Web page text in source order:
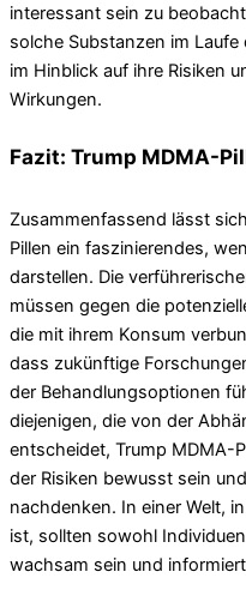
interessant sein zu
solche Substanzen im
im Hinblick auf ihre Risiken
Wirkungen.
Fazit: Trump MDMA-
Zusammenfassend lässt
Pillen ein faszinierendes,
darstellen. Die
müssen gegen die
die mit ihrem Konsum
dass zukünftige
der Behandlungsoptionen
diejenigen, die von der
entscheidet, Trump MDMA-
der Risiken bewusst sein
nachdenken. In einer Welt,
ist, sollten sowohl
wachsam sein und